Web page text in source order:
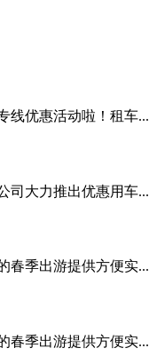
线优惠活动啦！租车...
司大力推出优惠用车...
春季出游提供方便实...
春季出游提供方便实...